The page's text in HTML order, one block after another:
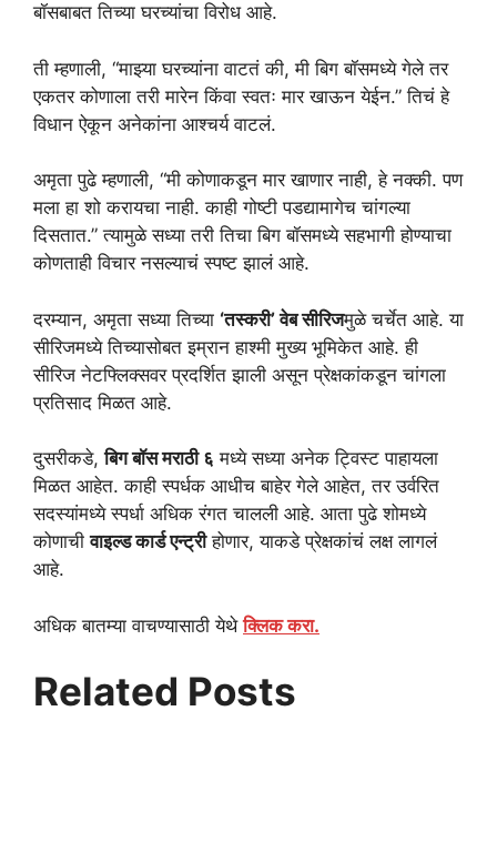
बॉसबाबत तिच्या घरच्यांचा विरोध आहे.
ती म्हणाली, “माझ्या घरच्यांना वाटतं की, मी बिग बॉसमध्ये गेले तर
एकतर कोणाला तरी मारेन किंवा स्वतः मार खाऊन येईन.” तिचं हे
विधान ऐकून अनेकांना आश्चर्य वाटलं.
अमृता पुढे म्हणाली, “मी कोणाकडून मार खाणार नाही, हे नक्की. पण
मला हा शो करायचा नाही. काही गोष्टी पडद्यामागेच चांगल्या
दिसतात.” त्यामुळे सध्या तरी तिचा बिग बॉसमध्ये सहभागी होण्याचा
कोणताही विचार नसल्याचं स्पष्ट झालं आहे.
दरम्यान, अमृता सध्या तिच्या ‘तस्करी’ वेब सीरिजमुळे चर्चेत आहे. या
सीरिजमध्ये तिच्यासोबत इम्रान हाश्मी मुख्य भूमिकेत आहे. ही
सीरिज नेटफ्लिक्सवर प्रदर्शित झाली असून प्रेक्षकांकडून चांगला
प्रतिसाद मिळत आहे.
दुसरीकडे,बिग बॉस मराठी ६ मध्ये सध्या अनेक ट्विस्ट पाहायला
मिळत आहेत. काही स्पर्धक आधीच बाहेर गेले आहेत, तर उर्वरित
सदस्यांमध्ये स्पर्धा अधिक रंगत चालली आहे. आता पुढे शोमध्ये
कोणाचीवाइल्ड कार्ड एन्ट्रीहोणार, याकडे प्रेक्षकांचं लक्ष लागलं
आहे.
अधिक बातम्या वाचण्यासाठी येथेक्लिक करा.
Related Posts